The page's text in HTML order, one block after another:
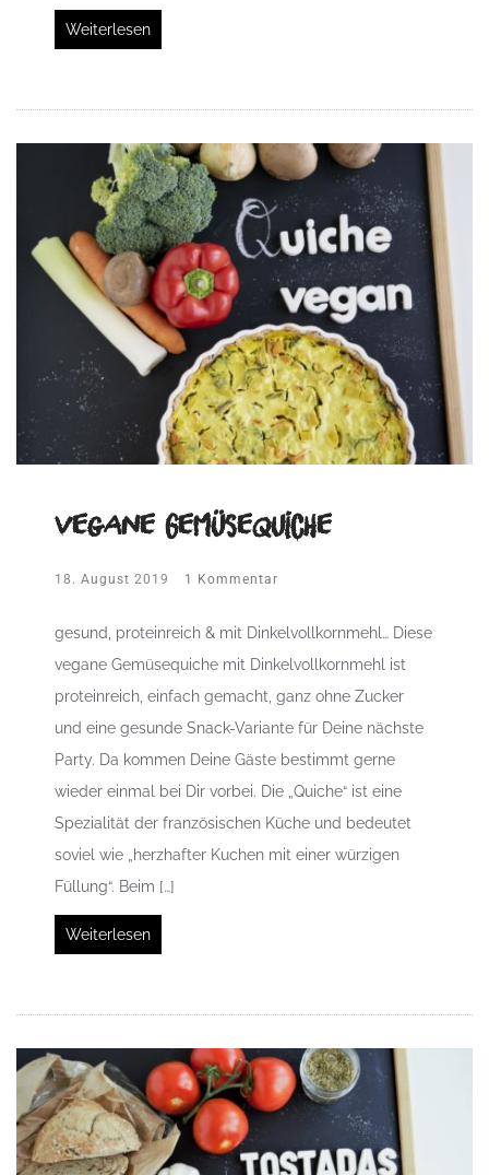
Weiterlesen
vegane Gemüsequiche
18. August 2019 1 Kommentar
gesund, proteinreich & mit Dinkelvollkornmehl… Diese
vegane Gemüsequiche mit Dinkelvollkornmehl ist
proteinreich, einfach gemacht, ganz ohne Zucker
und eine gesunde Snack-Variante für Deine nächste
Party. Da kommen Deine Gäste bestimmt gerne
wieder einmal bei Dir vorbei. Die „Quiche“ ist eine
Spezialität der französischen Küche und bedeutet
soviel wie „herzhafter Kuchen mit einer würzigen
Füllung“. Beim […]
Weiterlesen